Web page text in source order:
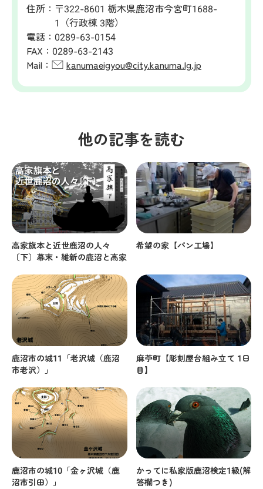
住所： 〒322-8601 栃木県鹿沼市今宮町1688-
1（行政棟 3階）
電話： 0289-63-0154
FAX： 0289-63-2143
Mail：
kanumaeigyou@city.kanuma.lg.jp
他の記事を読む
高家旗本と近世鹿沼の人々
〔下〕幕末・維新の鹿沼と高家
希望の家【パン工場】
鹿沼市の城11「老沢城（鹿沼
市老沢）」
麻苧町【彫刻屋台組み立て 1日
目】
鹿沼市の城10「金ヶ沢城（鹿
沼市引田）」
かってに私家版鹿沼検定1級(解
答欄つき)